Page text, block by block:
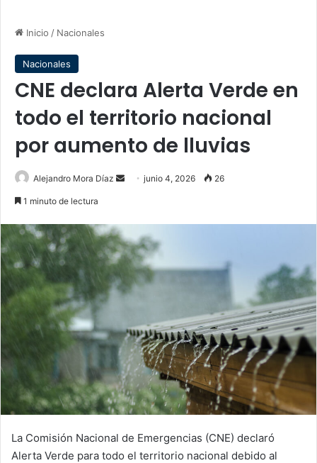
Inicio / Nacionales
Nacionales
CNE declara Alerta Verde en
todo el territorio nacional
por aumento de lluvias
Alejandro Mora Díaz
Sendjunio 4, 2026 26
1 minuto de lectura
La Comisión Nacional de Emergencias (CNE) declaró
Alerta Verde para todo el territorio nacional debido al